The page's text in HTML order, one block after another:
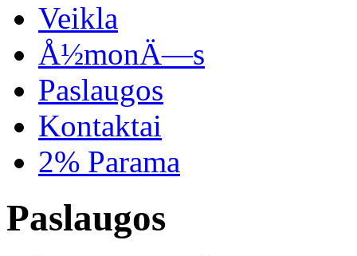
Veikla
Å½monÄ—s
Paslaugos
Kontaktai
2% Parama
Paslaugos